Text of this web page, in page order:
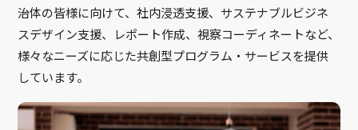
治体の皆様に向けて、社内浸透支援、サステナブルビジネ
スデザイン支援、レポート作成、視察コーディネートなど、
様々なニーズに応じた共創型プログラム・サービスを提供
しています。